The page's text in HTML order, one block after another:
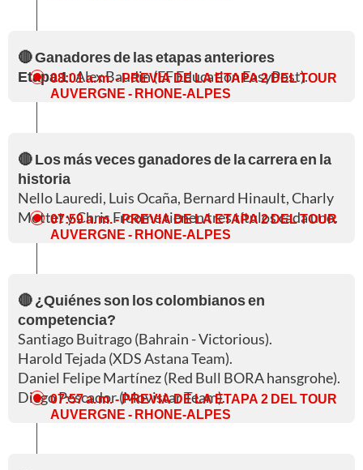
🔴 Ganadores de las etapas anteriores
Etapa 1:Alex Baudin (EF Education EasyPost).
08:01 a. m.- PREVIA DE LA ETAPA 2 DEL TOUR
AUVERGNE - RHONE-ALPES
🔴 Los más veces ganadores de la carrera en la
historia
Nello Lauredi, Luis Ocaña, Bernard Hinault, Charly
Mottet y Chris Froome tienen tres títulos cada uno.
07:59 a. m.- PREVIA DE LA ETAPA 2 DEL TOUR
AUVERGNE - RHONE-ALPES
🔴 ¿Quiénes son los colombianos en
competencia?
Santiago Buitrago (Bahrain - Victorious).
Harold Tejada (XDS Astana Team).
Daniel Felipe Martínez (Red Bull BORA hansgrohe).
Diego Pescador (Movistar Team).
07:57 a. m.- PREVIA DE LA ETAPA 2 DEL TOUR
AUVERGNE - RHONE-ALPES